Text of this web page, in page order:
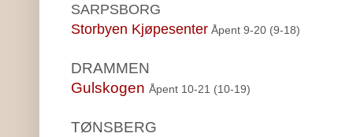
SARPSBORG
Storbyen Kjøpesenter Åpent 9-20 (9-18)
DRAMMEN
Gulskogen Åpent 10-21 (10-19)
TØNSBERG